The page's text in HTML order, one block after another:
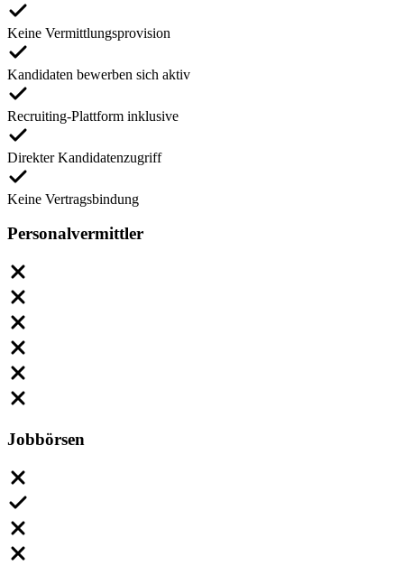
Keine Vermittlungsprovision
Kandidaten bewerben sich aktiv
Recruiting-Plattform inklusive
Direkter Kandidatenzugriff
Keine Vertragsbindung
Personalvermittler
Jobbörsen